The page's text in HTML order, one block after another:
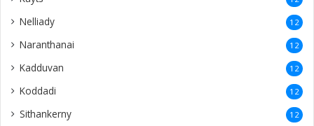
Nelliady 12
Naranthanai 12
Kadduvan 12
Koddadi 12
Sithankerny 12